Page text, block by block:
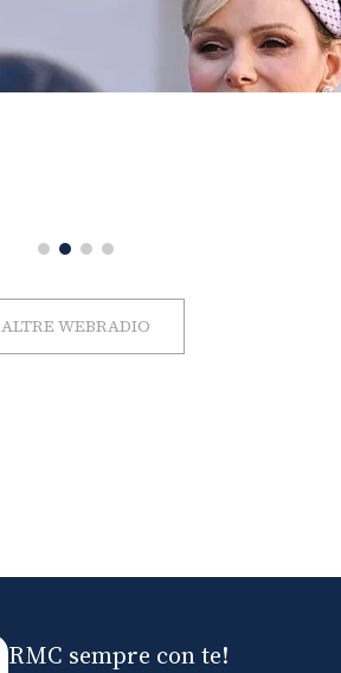
ALTRE WEBRADIO
RMC sempre con te!